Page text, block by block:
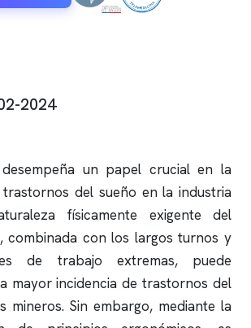
2024
un papel crucial en la
del sueño en la industria
físicamente exigente del
combinada con los largos turnos y
de trabajo extremas, puede
mayor incidencia de trastornos del
mineros. Sin embargo, mediante la